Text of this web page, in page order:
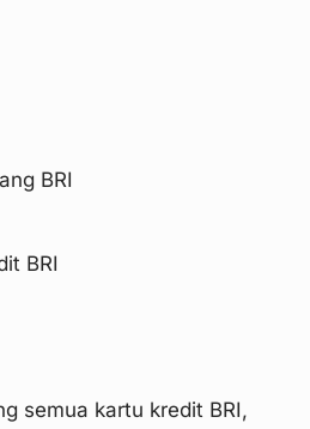
BRI
BRI
semua kartu kredit BRI,